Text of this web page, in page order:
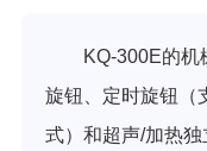
KQ-300E的
旋钮、定时旋钮（
式）和超声/加热